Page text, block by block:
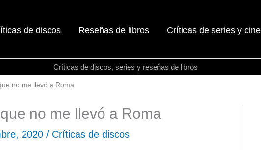
de discos Reseñas de libros Críticas de series y cine
Críticas de discos, series y reseñas de libros
no me llevó a Roma
no me llevó a Roma
2020 / Críticas de discos